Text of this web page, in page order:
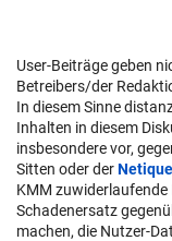
User-Beiträge geben
Betreibers/der
In diesem Sinne
Inhalten in diesem
insbesondere vor,
Sitten oder der
KMM zuwiderlaufende
Schadenersatz
machen, die Nutzer-